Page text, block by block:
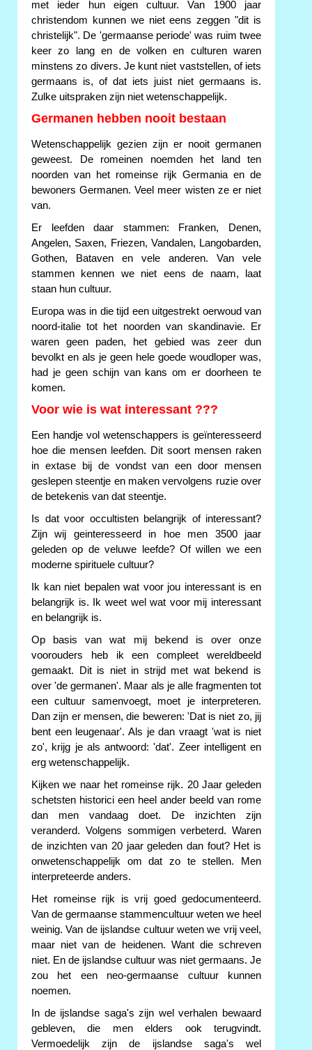
met ieder hun eigen cultuur. Van 1900 jaar
christendom kunnen we niet eens zeggen "dit is
christelijk". De 'germaanse periode' was ruim twee
keer zo lang en de volken en culturen waren
minstens zo divers. Je kunt niet vaststellen, of iets
germaans is, of dat iets juist niet germaans is.
Zulke uitspraken zijn niet wetenschappelijk.
Germanen hebben nooit bestaan
Wetenschappelijk gezien zijn er nooit germanen
geweest. De romeinen noemden het land ten
noorden van het romeinse rijk Germania en de
bewoners Germanen. Veel meer wisten ze er niet
van.
Er leefden daar stammen: Franken, Denen,
Angelen, Saxen, Friezen, Vandalen, Langobarden,
Gothen, Bataven en vele anderen. Van vele
stammen kennen we niet eens de naam, laat
staan hun cultuur.
Europa was in die tijd een uitgestrekt oerwoud van
noord-italie tot het noorden van skandinavie. Er
waren geen paden, het gebied was zeer dun
bevolkt en als je geen hele goede woudloper was,
had je geen schijn van kans om er doorheen te
komen.
Voor wie is wat interessant ???
Een handje vol wetenschappers is geïnteresseerd
hoe die mensen leefden. Dit soort mensen raken
in extase bij de vondst van een door mensen
geslepen steentje en maken vervolgens ruzie over
de betekenis van dat steentje.
Is dat voor occultisten belangrijk of interessant?
Zijn wij geinteresseerd in hoe men 3500 jaar
geleden op de veluwe leefde? Of willen we een
moderne spirituele cultuur?
Ik kan niet bepalen wat voor jou interessant is en
belangrijk is. Ik weet wel wat voor mij interessant
en belangrijk is.
Op basis van wat mij bekend is over onze
voorouders heb ik een compleet wereldbeeld
gemaakt. Dit is niet in strijd met wat bekend is
over 'de germanen'. Maar als je alle fragmenten tot
een cultuur samenvoegt, moet je interpreteren.
Dan zijn er mensen, die beweren: 'Dat is niet zo, jij
bent een leugenaar'. Als je dan vraagt 'wat is niet
zo', krijg je als antwoord: 'dat'. Zeer intelligent en
erg wetenschappelijk.
Kijken we naar het romeinse rijk. 20 Jaar geleden
schetsten historici een heel ander beeld van rome
dan men vandaag doet. De inzichten zijn
veranderd. Volgens sommigen verbeterd. Waren
de inzichten van 20 jaar geleden dan fout? Het is
onwetenschappelijk om dat zo te stellen. Men
interpreteerde anders.
Het romeinse rijk is vrij goed gedocumenteerd.
Van de germaanse stammencultuur weten we heel
weinig. Van de ijslandse cultuur weten we vrij veel,
maar niet van de heidenen. Want die schreven
niet. En de ijslandse cultuur was niet germaans. Je
zou het een neo-germaanse cultuur kunnen
noemen.
In de ijslandse saga's zijn wel verhalen bewaard
gebleven, die men elders ook terugvindt.
Vermoedelijk zijn de ijslandse saga's wel